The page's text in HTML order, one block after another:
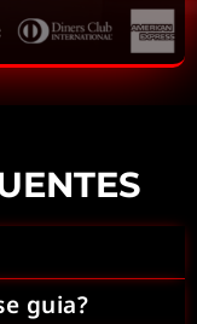
guia?